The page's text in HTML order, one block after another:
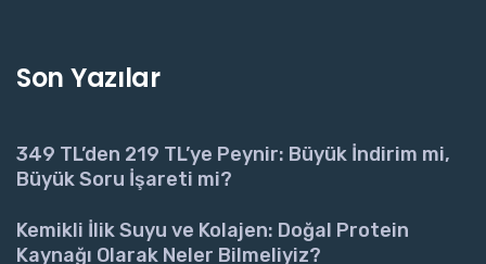
Son Yazılar
349 TL’den 219 TL’ye Peynir: Büyük İndirim mi,
Büyük Soru İşareti mi?
Kemikli İlik Suyu ve Kolajen: Doğal Protein
Kaynağı Olarak Neler Bilmeliyiz?